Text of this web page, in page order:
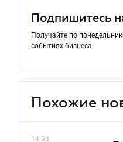
Подпишитесь
Получайте по
событиях бизнеса
Похожие
14.04